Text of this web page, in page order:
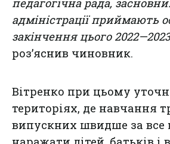
адміністрації приймають
закінчення цього
роз’яснив чиновник.
Вітренко при цьому
територіях, де навчання
випускних швидше за все